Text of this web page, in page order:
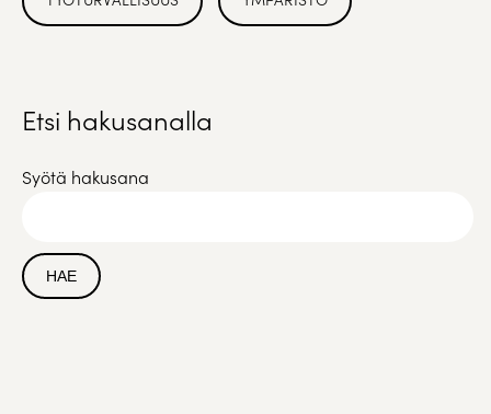
Etsi hakusanalla
Syötä hakusana